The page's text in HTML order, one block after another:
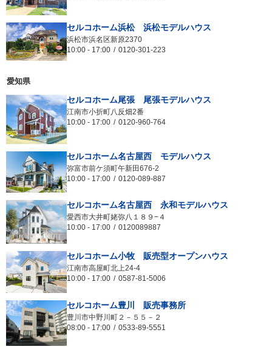
セルコホーム浜松 浜松モデルハウス
浜松市浜名区新原2370
10:00 - 17:00 0120-301-223
愛知県
セルコホーム尾張 尾張モデルハウス
江南市小折町八反畑2番
10:00 - 17:00 0120-960-764
セルコホーム名古屋西 モデルハウス
弥富市前ケ須町午新田676-2
10:00 - 17:00 0120-089-887
セルコホーム名古屋西 永和モデルハウス
愛西市大井町姥弥八１８９−４
10:00 - 17:00 0120089887
セルコホーム小牧 販売型オープンハウス
江南市高屋町北上24-4
10:00 - 17:00 0587-81-5006
セルコホーム豊川 販売事務所
豊川市中野川町２－５５－２
08:00 - 17:00 0533-89-5551